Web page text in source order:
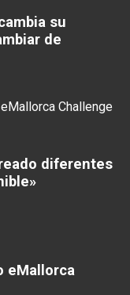
su
de
diferentes
eMallorca